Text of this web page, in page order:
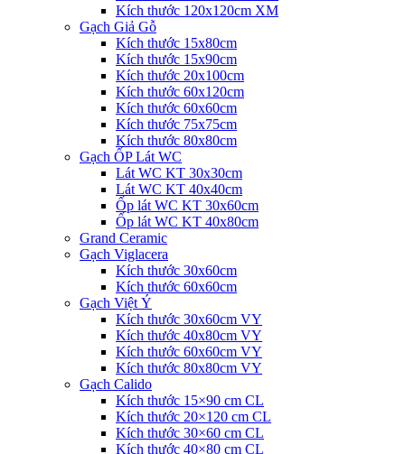
Kích thước 120x120cm XM
Gạch Giả Gỗ
Kích thước 15x80cm
Kích thước 15x90cm
Kích thước 20x100cm
Kích thước 60x120cm
Kích thước 60x60cm
Kích thước 75x75cm
Kích thước 80x80cm
Gạch ỐP Lát WC
Lát WC KT 30x30cm
Lát WC KT 40x40cm
Ốp lát WC KT 30x60cm
Ốp lát WC KT 40x80cm
Grand Ceramic
Gạch Viglacera
Kích thước 30x60cm
Kích thước 60x60cm
Gạch Việt Ý
Kích thước 30x60cm VY
Kích thước 40x80cm VY
Kích thước 60x60cm VY
Kích thước 80x80cm VY
Gạch Calido
Kích thước 15×90 cm CL
Kích thước 20×120 cm CL
Kích thước 30×60 cm CL
Kích thước 40×80 cm CL